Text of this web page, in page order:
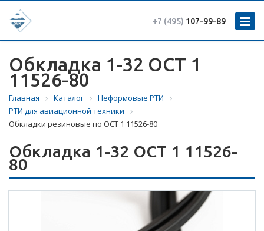
+7 (495) 107-99-89
Обкладка 1-32 ОСТ 1
11526-80
Главная Каталог
Неформовые РТИ
РТИ для авиационной техники
Обкладки резиновые по ОСТ 1 11526-80
Обкладка 1-32 ОСТ 1 11526-
80